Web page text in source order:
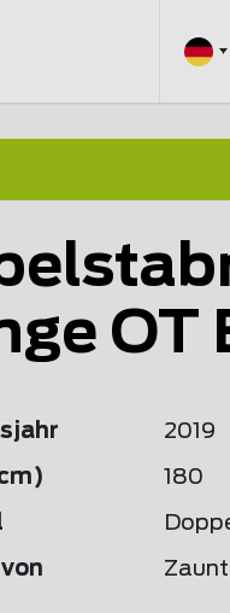
OT
2019
180